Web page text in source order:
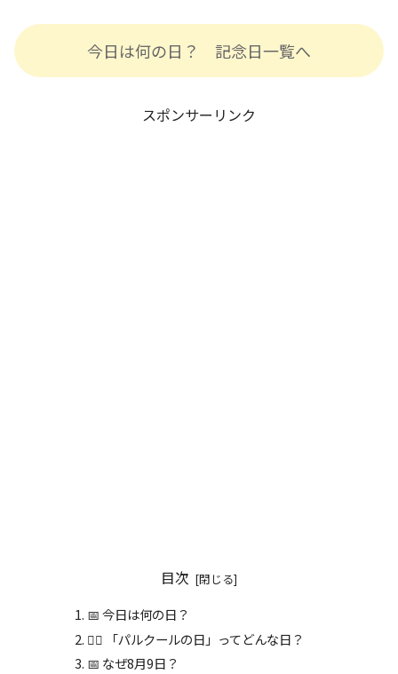
今日は何の日？ 記念日一覧へ
スポンサーリンク
目次
📅 今日は何の日？
🏋️‍♀️ 「パルクールの日」ってどんな日？
📅 なぜ8月9日？